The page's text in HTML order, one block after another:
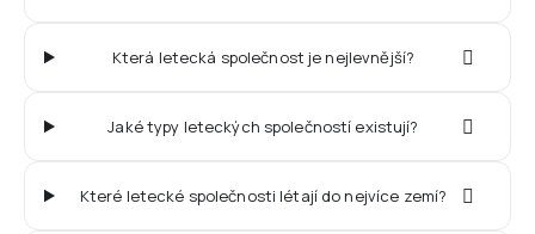
Která letecká společnost je nejlevnější?
Jaké typy leteckých společností existují?
Které letecké společnosti létají do nejvíce zemí?